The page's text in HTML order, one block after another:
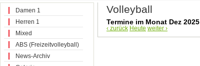
Damen 1
Herren 1
Mixed
ABS (Freizeitvolleyball)
News-Archiv
Volleyball
Termine im Monat Dez 2025
‹ zurück Heute weiter ›